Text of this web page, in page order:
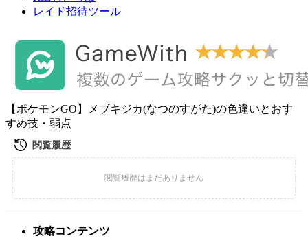
レイド招待ツール
【ポケモンGO】メブキジカ(なつのすがた)の色違いとおす
すめ技・弱点
攻略コンテンツ